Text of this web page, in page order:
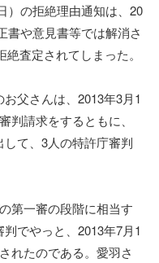
）の拒絶理由通知は、20
書や意見書等では解消さ
査定されてしまった。
父さんは、2013年3月1
判請求をするともに、
て、3人の特許庁審判
第一審の段階に相当す
でやっと、2013年7月1
れたのである。愛羽さ